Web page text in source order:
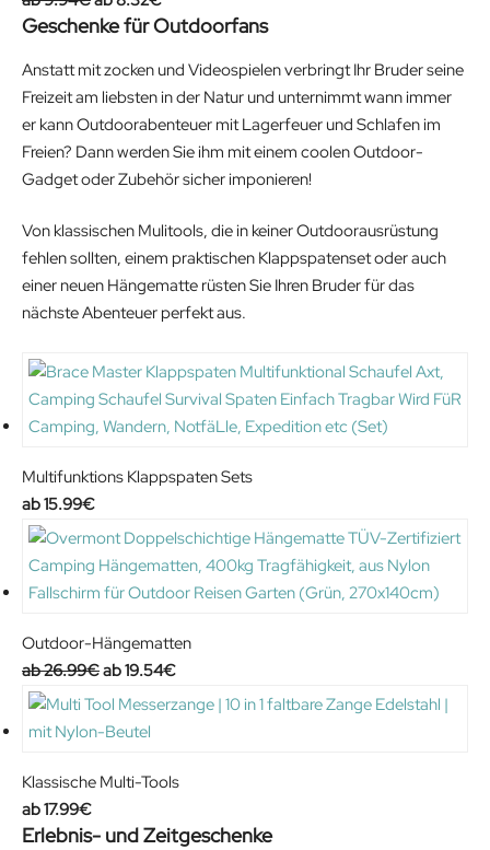
a
p
r
i
c
e
a
s
:
1
.
4
0
.
t
r
i
c
e
i
:
1
2
.
9
€
r
g
i
n
a
l
r
a
s
:
4
€
.
u
r
e
n
t
p
i
:
8
.
.
Geschenke für Outdoorfans
Anstatt mit zocken und Videospielen verbringt Ihr Bruder seine
Freizeit am liebsten in der Natur und unternimmt wann immer
er kann Outdoorabenteuer mit Lagerfeuer und Schlafen im
Freien? Dann werden Sie ihm mit einem coolen Outdoor-
Gadget oder Zubehör sicher imponieren!
Von klassischen Mulitools, die in keiner Outdoorausrüstung
fehlen sollten, einem praktischen Klappspatenset oder auch
einer neuen Hängematte rüsten Sie Ihren Bruder für das
nächste Abenteuer perfekt aus.
Multifunktions Klappspaten Sets
15.99€
Outdoor-Hängematten
26.99€O
r
i
a
19.54€C
u
e
t
Klassische Multi-Tools
17.99€
Erlebnis- und Zeitgeschenke